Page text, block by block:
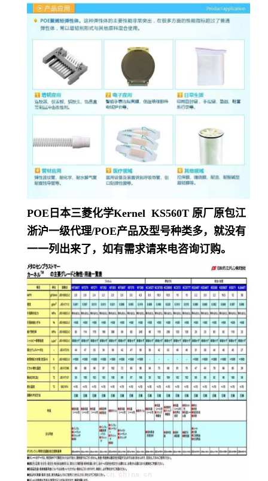
POE日本三菱化学Kernel KS560T 原厂原包江
浙沪一级代理/POE产品及型号种类多，就没有
一一列出来了，如有需求请来电咨询订购。